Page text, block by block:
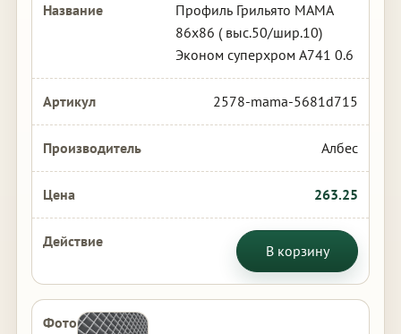
Профиль Грильято МАМА
86х86 ( выс.50/шир.10)
Эконом суперхром А741 0.6
2578-mama-5681d715
Албес
263.25
В корзину